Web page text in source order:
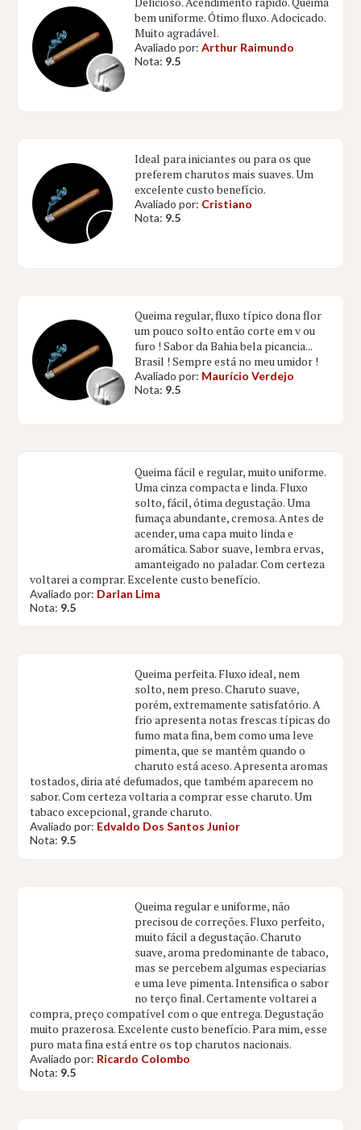
bem uniforme. Ótimo fluxo. Adocicado.
Muito agradável.
Avaliado por:Arthur Raimundo
Nota: 9.5
Ideal para iniciantes ou para os que
preferem charutos mais suaves. Um
excelente custo benefício.
Avaliado por: Cristiano
Nota: 9.5
Queima regular, fluxo típico dona flor
um pouco solto então corte em v ou
furo ! Sabor da Bahia bela picancia...
Brasil ! Sempre está no meu umidor !
Avaliado por: Maurício Verdejo
Nota: 9.5
Queima fácil e regular, muito uniforme.
Uma cinza compacta e linda. Fluxo
solto, fácil, ótima degustação. Uma
fumaça abundante, cremosa. Antes de
acender, uma capa muito linda e
aromática. Sabor suave, lembra ervas,
amanteigado no paladar. Com certeza
voltarei a comprar. Excelente custo benefício.
Avaliado por: Darlan Lima
Nota: 9.5
Queima perfeita. Fluxo ideal, nem
solto, nem preso. Charuto suave,
porém, extremamente satisfatório. A
frio apresenta notas frescas típicas do
fumo mata fina, bem como uma leve
pimenta, que se mantêm quando o
charuto está aceso. Apresenta aromas
tostados, diria até defumados, que também aparecem no
sabor. Com certeza voltaria a comprar esse charuto. Um
tabaco excepcional, grande charuto.
Avaliado por: Edvaldo Dos Santos Junior
Nota: 9.5
Queima regular e uniforme, não
precisou de correções. Fluxo perfeito,
muito fácil a degustação. Charuto
suave, aroma predominante de tabaco,
mas se percebem algumas especiarias
e uma leve pimenta. Intensifica o sabor
no terço final. Certamente voltarei a
compra, preço compatível com o que entrega. Degustação
muito prazerosa. Excelente custo benefício. Para mim, esse
puro mata fina está entre os top charutos nacionais.
Avaliado por: Ricardo Colombo
Nota: 9.5